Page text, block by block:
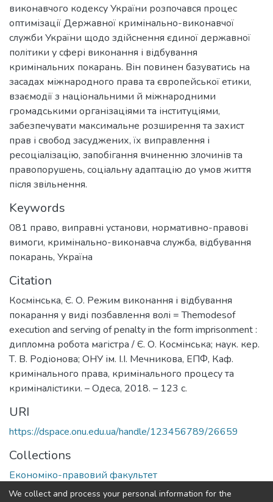
виконавчого кодексу України розпочався процес
оптимізації Державної кримінально-виконавчої
служби України щодо здійснення єдиної державної
політики у сфері виконання і відбування
кримінальних покарань. Він повинен базуватись на
засадах міжнародного права та європейської етики,
взаємодії з національними й міжнародними
громадськими організаціями та інституціями,
забезпечувати максимальне розширення та захист
прав і свобод засуджених, їх виправлення і
ресоціалізацію, запобігання вчиненню злочинів та
правопорушень, соціальну адаптацію до умов життя
після звільнення.
Keywords
081 право, виправні установи, нормативно-правові
вимоги, кримінально-виконавча служба, відбування
покарань, Україна
Citation
Космінська, Є. О. Режим виконання і відбування
покарання у виді позбавлення волі = Themodesof
execution and serving of penalty in the form imprisonment :
дипломна робота магістра / Є. О. Космінська; наук. кер.
Т. В. Родіонова; ОНУ ім. І.І. Мечникова, ЕПФ, Каф.
кримінального права, кримінального процесу та
криміналістики. – Одеса, 2018. – 123 с.
URI
https://dspace.onu.edu.ua/handle/123456789/26659
Collections
Економіко-правовий факультет
We collect and process your personal information for the